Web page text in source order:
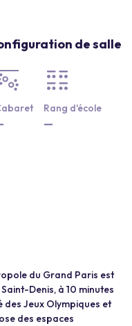
de salle
Rang d'école
—
du Grand Paris est
Denis, à 10 minutes
des Jeux Olympiques et
des espaces